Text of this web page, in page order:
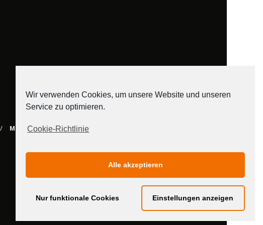
MEDIADATEN
Wir verwenden Cookies, um unsere Website und unseren
Service zu optimieren.
Cookie-Richtlinie
Alle akzeptieren
Nur funktionale Cookies Einstellungen anzeigen